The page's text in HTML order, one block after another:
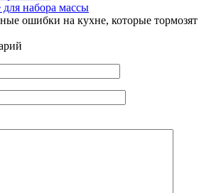
набора массы
ошибки на кухне, которые тормозят